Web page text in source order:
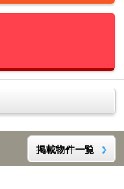
掲載物件一覧